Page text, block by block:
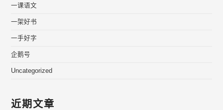
一课语文
一架好书
一手好字
企鹅号
Uncategorized
近期文章